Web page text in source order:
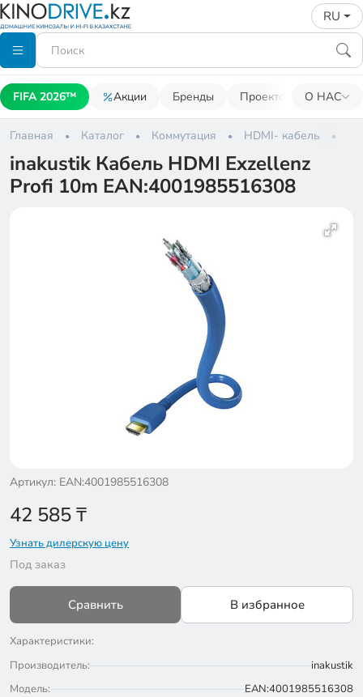
RU
FIFA 2026™ Акции Бренды Проекторы О НАС
Главная Каталог Коммутация HDMI- кабель
inakustik Кабель HDMI Exzellenz
Profi 10m EAN:4001985516308
Артикул: EAN:4001985516308
42 585₸
Узнать дилерскую цену
Под заказ
Сравнить В избранное
Характеристики:
Производитель:
inakustik
Модель:
EAN:4001985516308